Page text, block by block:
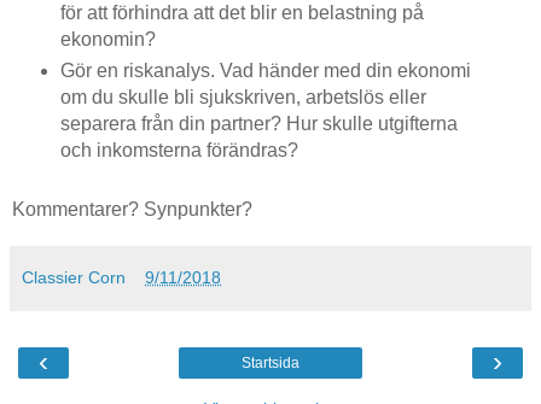
för att förhindra att det blir en belastning på
ekonomin?
Gör en riskanalys. Vad händer med din ekonomi
om du skulle bli sjukskriven, arbetslös eller
separera från din partner? Hur skulle utgifterna
och inkomsterna förändras?
Kommentarer? Synpunkter?
Classier Corn 9/11/2018
‹ ›
Startsida